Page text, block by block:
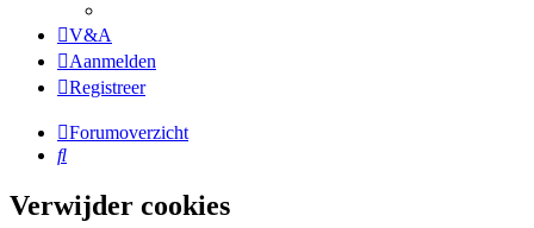
V&A
Aanmelden
Registreer
Forumoverzicht
Zoek
Verwijder cookies